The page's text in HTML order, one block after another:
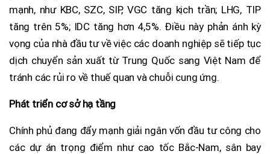
mạnh, như KBC, SZC, SIP, VGC tăng kịch trần; LHG, TIP
tăng trên 5%; IDC tăng hơn 4,5%. Điều này phản ánh kỳ
vọng của nhà đầu tư về việc các doanh nghiệp sẽ tiếp tục
dịch chuyển sản xuất từ Trung Quốc sang Việt Nam để
tránh các rủi ro về thuế quan và chuỗi cung ứng.
Phát triển cơ sở hạ tầng
Chính phủ đang đẩy mạnh giải ngân vốn đầu tư công cho
các dự án trọng điểm như cao tốc Bắc-Nam, sân bay